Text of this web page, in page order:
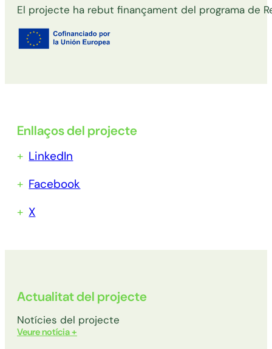
El projecte ha rebut finançament del programa de
Enllaços del projecte
LinkedIn
Facebook
X
Actualitat del projecte
Notícies del projecte
Veure notícia +